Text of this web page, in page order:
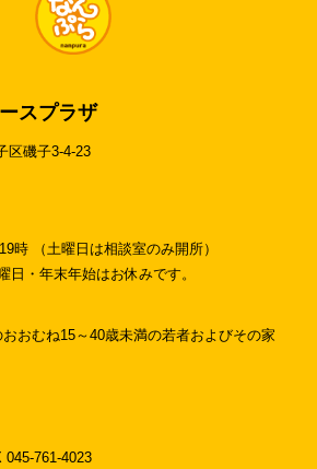
スプラザ
区磯子3-4-23
時 （土曜日は相談室のみ開所）
日・年末年始はお休みです。
おむね15～40歳未満の若者およびその家
761-4023